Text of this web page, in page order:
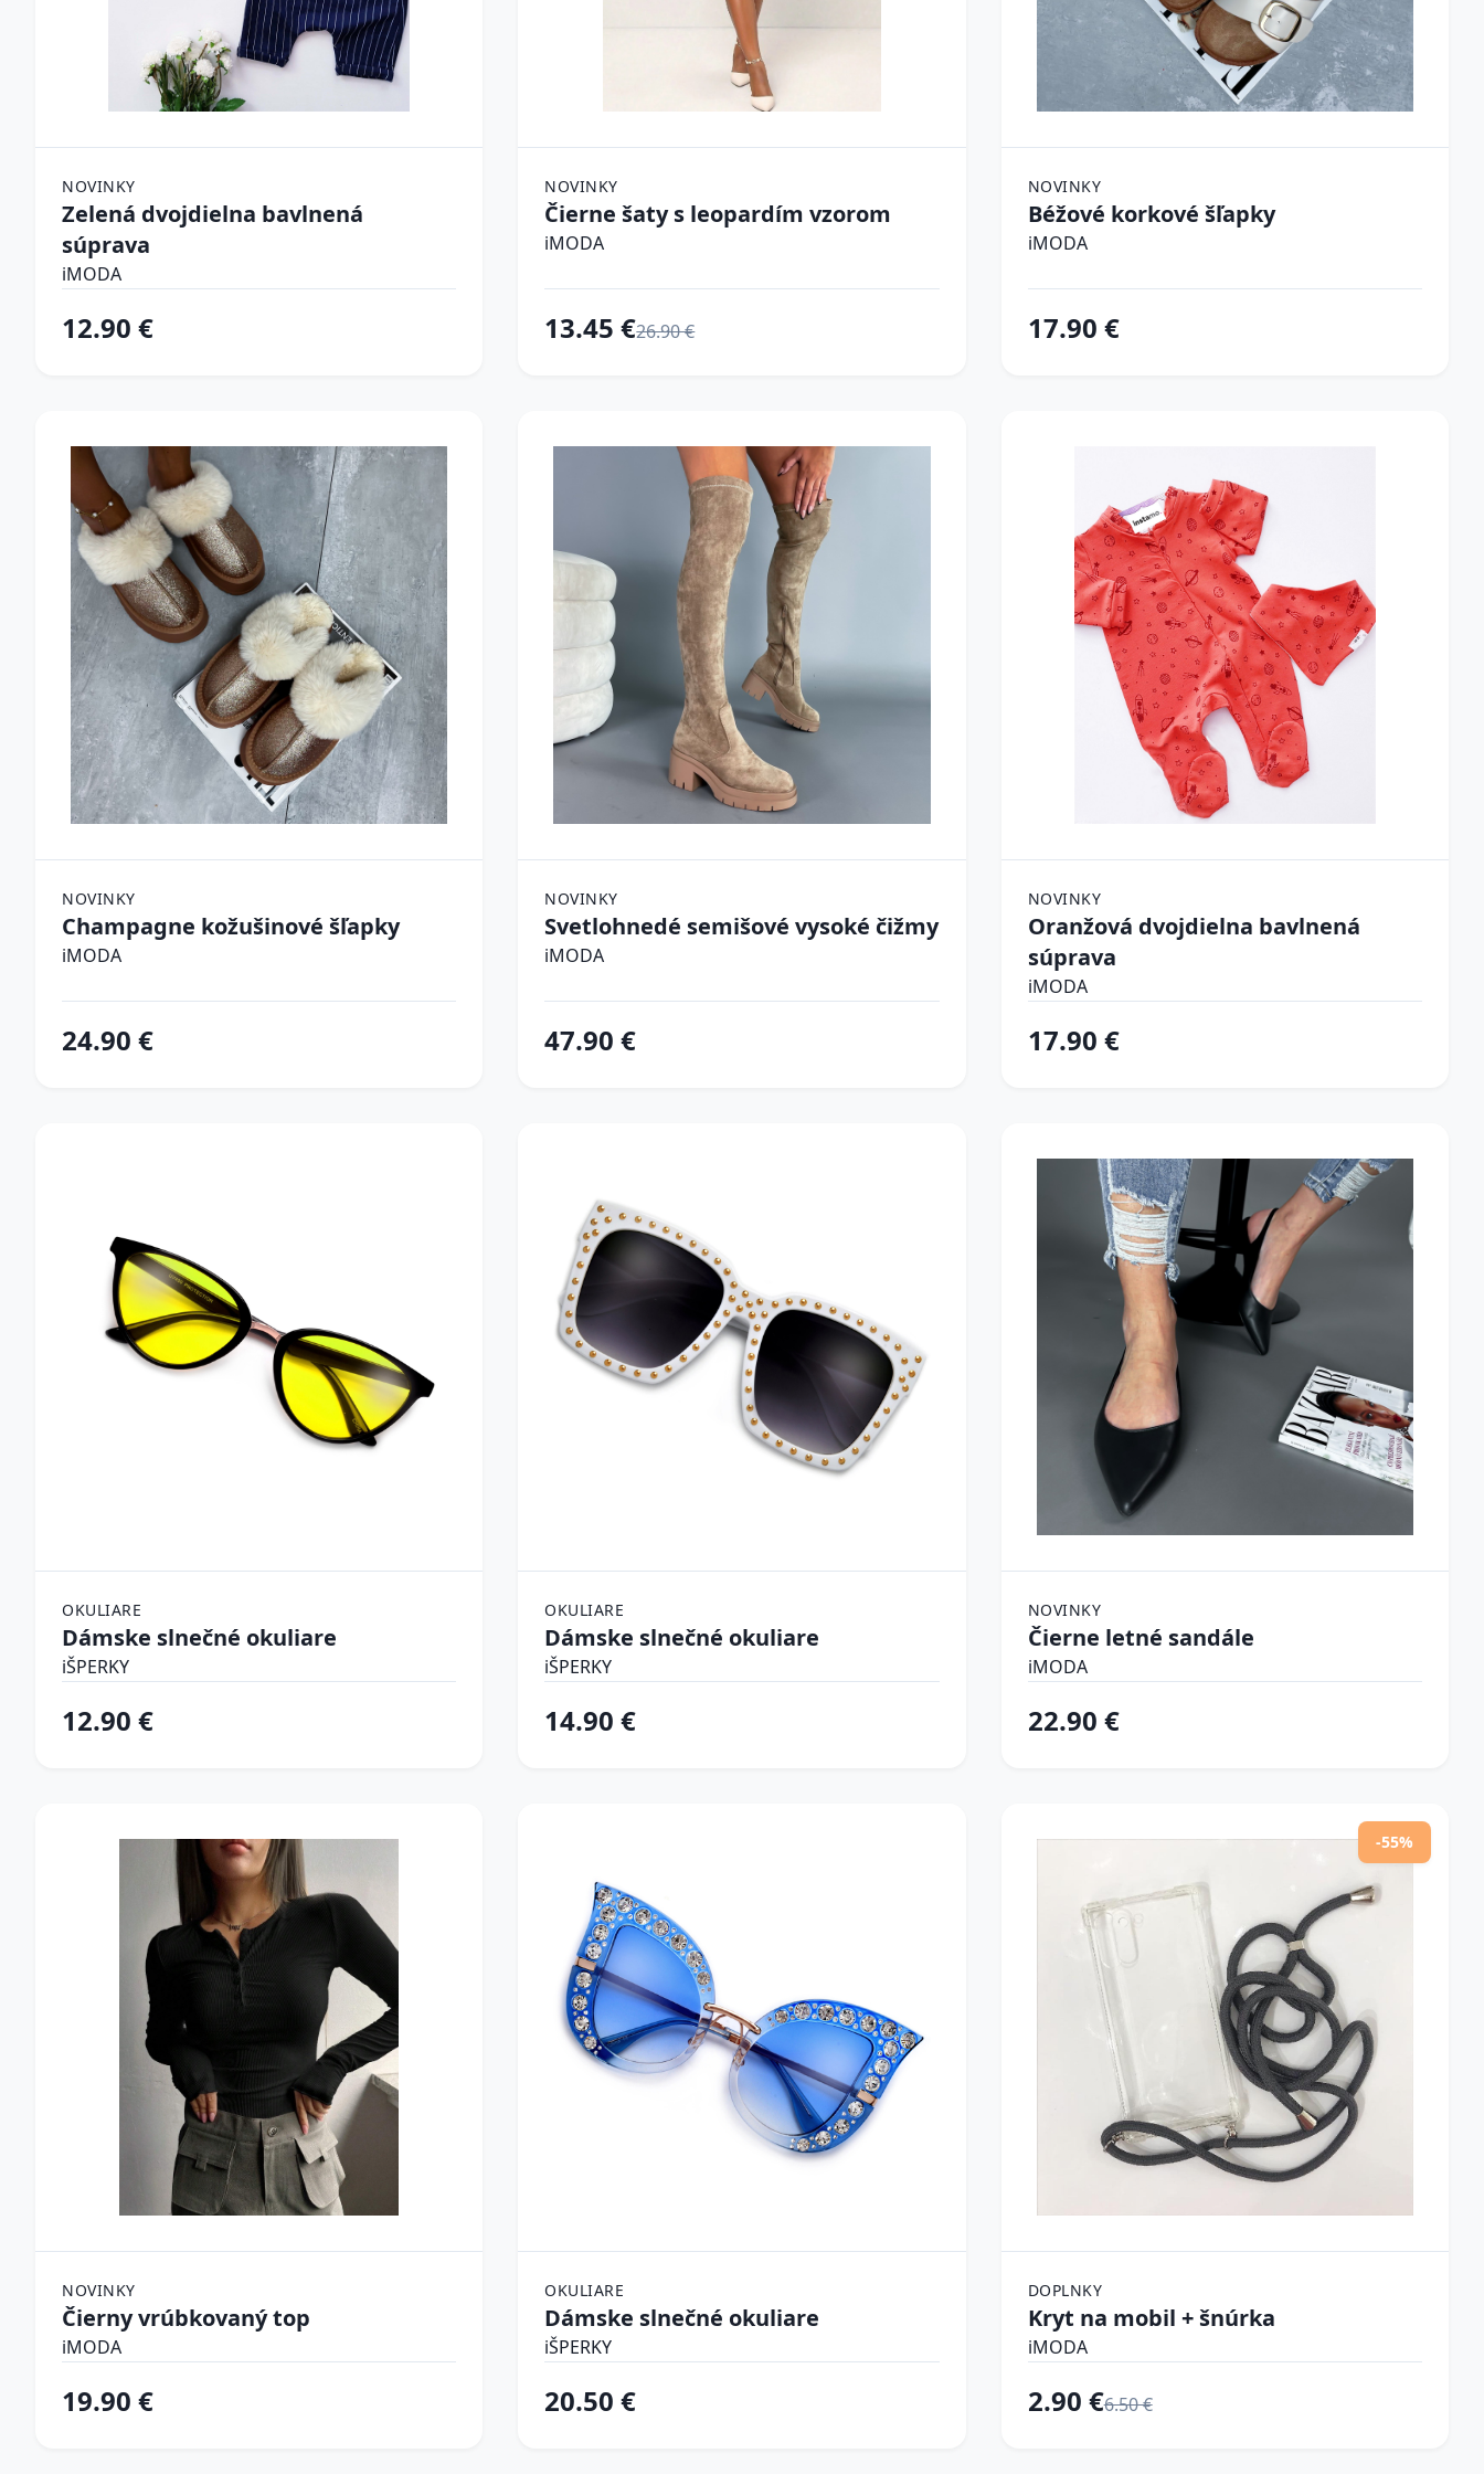
NOVINKY
Zelená dvojdielna bavlnená
súprava
iMODA
12.90 €
NOVINKY
Čierne šaty s leopardím vzorom
iMODA
13.45 €26.90 €
NOVINKY
Béžové korkové šľapky
iMODA
17.90 €
NOVINKY
Champagne kožušinové šľapky
iMODA
24.90 €
NOVINKY
Svetlohnedé semišové vysoké čižmy
iMODA
47.90 €
NOVINKY
Oranžová dvojdielna bavlnená
súprava
iMODA
17.90 €
OKULIARE
Dámske slnečné okuliare
iŠPERKY
12.90 €
OKULIARE
Dámske slnečné okuliare
iŠPERKY
14.90 €
NOVINKY
Čierne letné sandále
iMODA
22.90 €
NOVINKY
Čierny vrúbkovaný top
iMODA
19.90 €
OKULIARE
Dámske slnečné okuliare
iŠPERKY
20.50 €
-55%
DOPLNKY
Kryt na mobil + šnúrka
iMODA
2.90 €6.50 €